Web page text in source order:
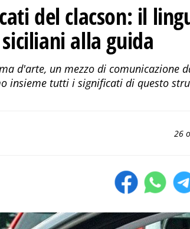
del clacson: il
alla guida
d'arte, un mezzo di comunicazione
insieme tutti i significati di questo
26